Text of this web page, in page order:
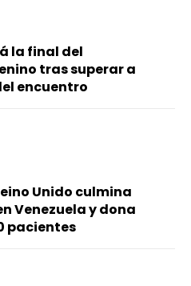
la final del
tras superar a
encuentro
Unido culmina
Venezuela y dona
pacientes